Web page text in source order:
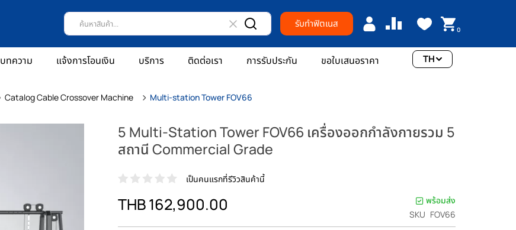
รับทำฟิตเนส 0
บทความ แจ้งการโอนเงิน บริการ ติดต่อเรา การรับประกัน ขอใบเสนอราคา TH
Catalog Cable Crossover Machine Multi-station Tower FOV66
5 Multi-Station Tower FOV66 เครื่องออกกำลังกายรวม 5
สถานี Commercial Grade
เป็นคนแรกที่รีวิวสินค้านี้
THB 162,900.00
พร้อมส่ง
SKU FOV66